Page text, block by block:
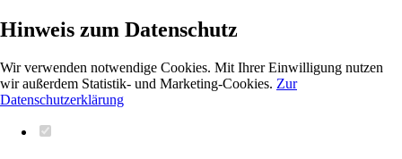
Hinweis zum Datenschutz
Wir verwenden notwendige Cookies. Mit Ihrer Einwilligung nutzen
wir außerdem Statistik- und Marketing-Cookies. Zur
Datenschutzerklärung